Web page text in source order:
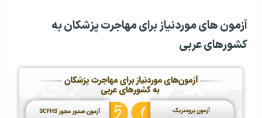
آزمون های موردنیاز برای مهاجرت پزشکان به
کشورهای عربی